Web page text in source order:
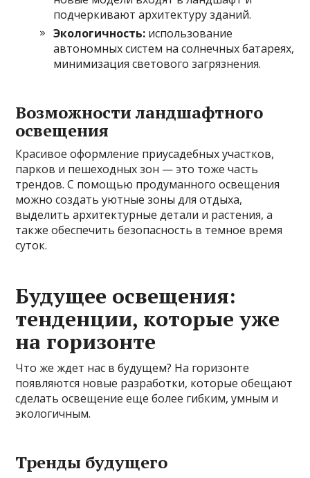
подчеркивают архитектуру зданий.
Экологичность: использование
автономных систем на солнечных батареях,
минимизация светового загрязнения.
Возможности ландшафтного
освещения
Красивое оформление приусадебных участков,
парков и пешеходных зон — это тоже часть
трендов. С помощью продуманного освещения
можно создать уютные зоны для отдыха,
выделить архитектурные детали и растения, а
также обеспечить безопасность в темное время
суток.
Будущее освещения:
тенденции, которые уже
на горизонте
Что же ждет нас в будущем? На горизонте
появляются новые разработки, которые обещают
сделать освещение еще более гибким, умным и
экологичным.
Тренды будущего